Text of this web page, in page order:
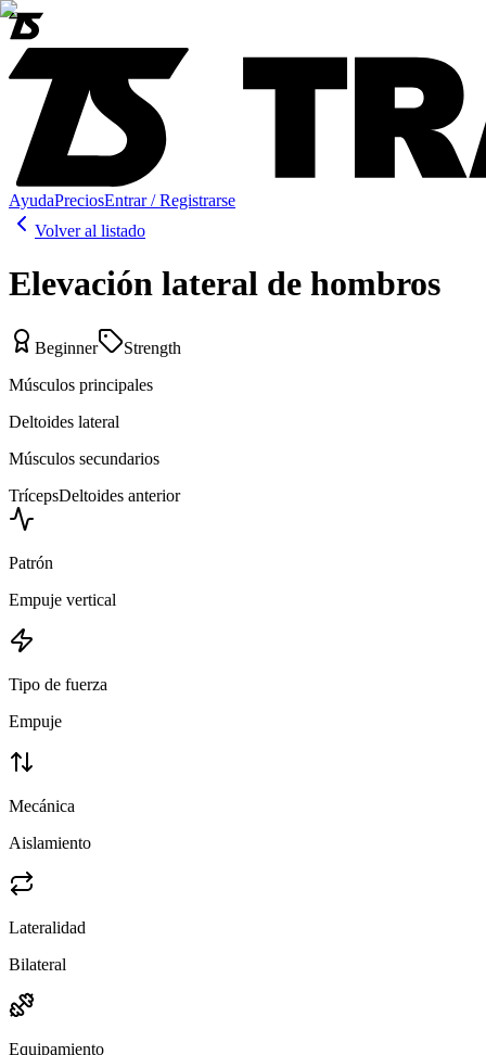
AyudaPreciosEntrar / Registrarse
Volver al listado
Elevación lateral de hombros
Beginner
Strength
Músculos principales
Deltoides lateral
Músculos secundarios
TrícepsDeltoides anterior
Patrón
Empuje vertical
Tipo de fuerza
Empuje
Mecánica
Aislamiento
Lateralidad
Bilateral
Equipamiento